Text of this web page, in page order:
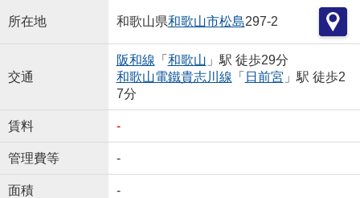
所在地 和歌山県和歌山市松島297-2
交通
阪和線 「 和歌山 」駅 徒歩29分
和歌山電鐵貴志川線 「 日前宮 」駅 徒歩2
7分
賃料 -
管理費等 -
面積 -